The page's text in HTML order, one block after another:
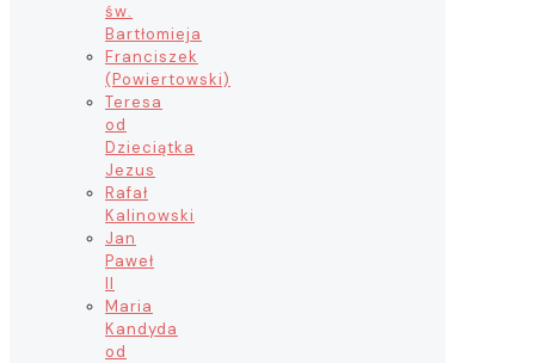
św.
Bartłomieja
Franciszek
(Powiertowski)
Teresa
od
Dzieciątka
Jezus
Rafał
Kalinowski
Jan
Paweł
II
Maria
Kandyda
od